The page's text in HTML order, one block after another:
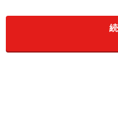
という間に1年が経ち
と、二人きりで食事に